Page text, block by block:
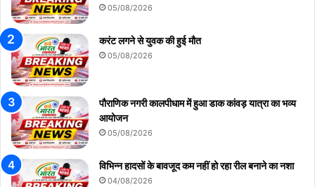
05/08/2026
करंट लगने से युवक की हुई मौत
05/08/2026
पौराणिक नगरी कालपीधाम में हुआ डाक कांवड़ यात्रा का भव्य
आयोजन
05/08/2026
विभिन्न हादसों के बावजूद कम नहीं हो रहा रील बनाने का नशा
04/08/2026